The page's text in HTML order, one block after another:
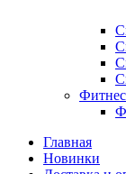
Главная
Новинки